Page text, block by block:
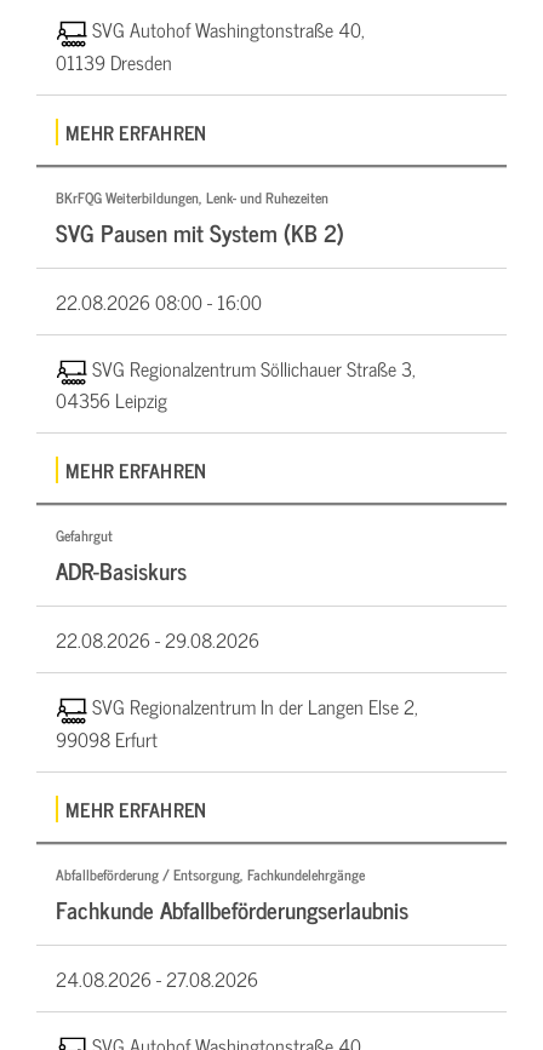
SVG Autohof Washingtonstraße 40,
01139 Dresden
MEHR ERFAHREN
BKrFQG Weiterbildungen, Lenk- und Ruhezeiten
SVG Pausen mit System (KB 2)
22.08.202608:00 - 16:00
SVG Regionalzentrum Söllichauer Straße 3,
04356 Leipzig
MEHR ERFAHREN
Gefahrgut
ADR-Basiskurs
22.08.2026 -29.08.2026
SVG Regionalzentrum In der Langen Else 2,
99098 Erfurt
MEHR ERFAHREN
Abfallbeförderung / Entsorgung, Fachkundelehrgänge
Fachkunde Abfallbeförderungserlaubnis
24.08.2026 -27.08.2026